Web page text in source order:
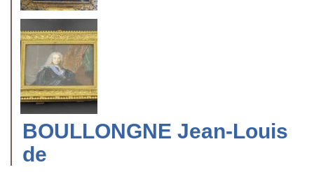
BOULLONGNE Jean-Louis
de